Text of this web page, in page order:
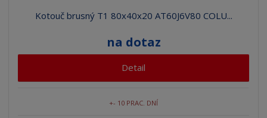
Kotouč brusný T1 80x40x20 AT60J6V80 COLU...
na dotaz
Detail
+- 10 PRAC. DNÍ